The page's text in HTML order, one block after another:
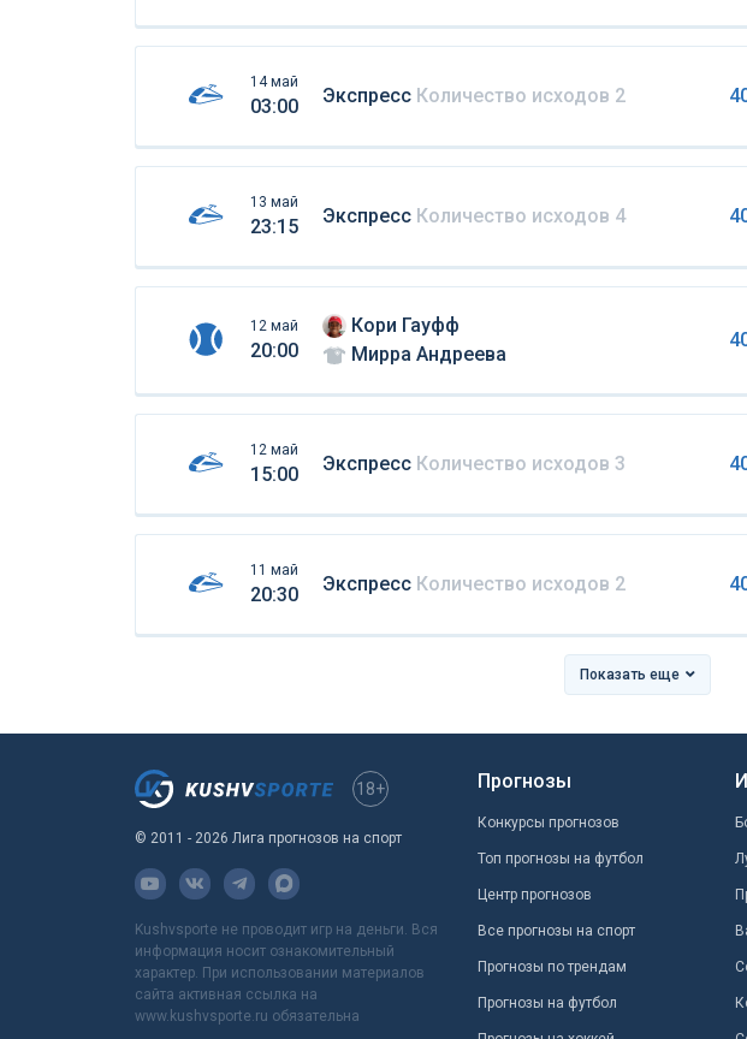
14 май
03:00 Экспресс Количество исходов 2
13 май
23:15 Экспресс Количество исходов 4
12 май
20:00
Кори Гауфф
Мирра Андреева
12 май
15:00 Экспресс Количество исходов 3
11 май
20:30 Экспресс Количество исходов 2
Показать еще
18+
© 2011 - 2026 Лига прогнозов на спорт
Kushvsporte не проводит игр на деньги. Вся
информация носит ознакомительный
характер. При использовании материалов
сайта активная ссылка на
www.kushvsporte.ru обязательна
Прогнозы
Конкурсы прогнозов
Топ прогнозы на футбол
Центр прогнозов
Все прогнозы на спорт
Прогнозы по трендам
Прогнозы на футбол